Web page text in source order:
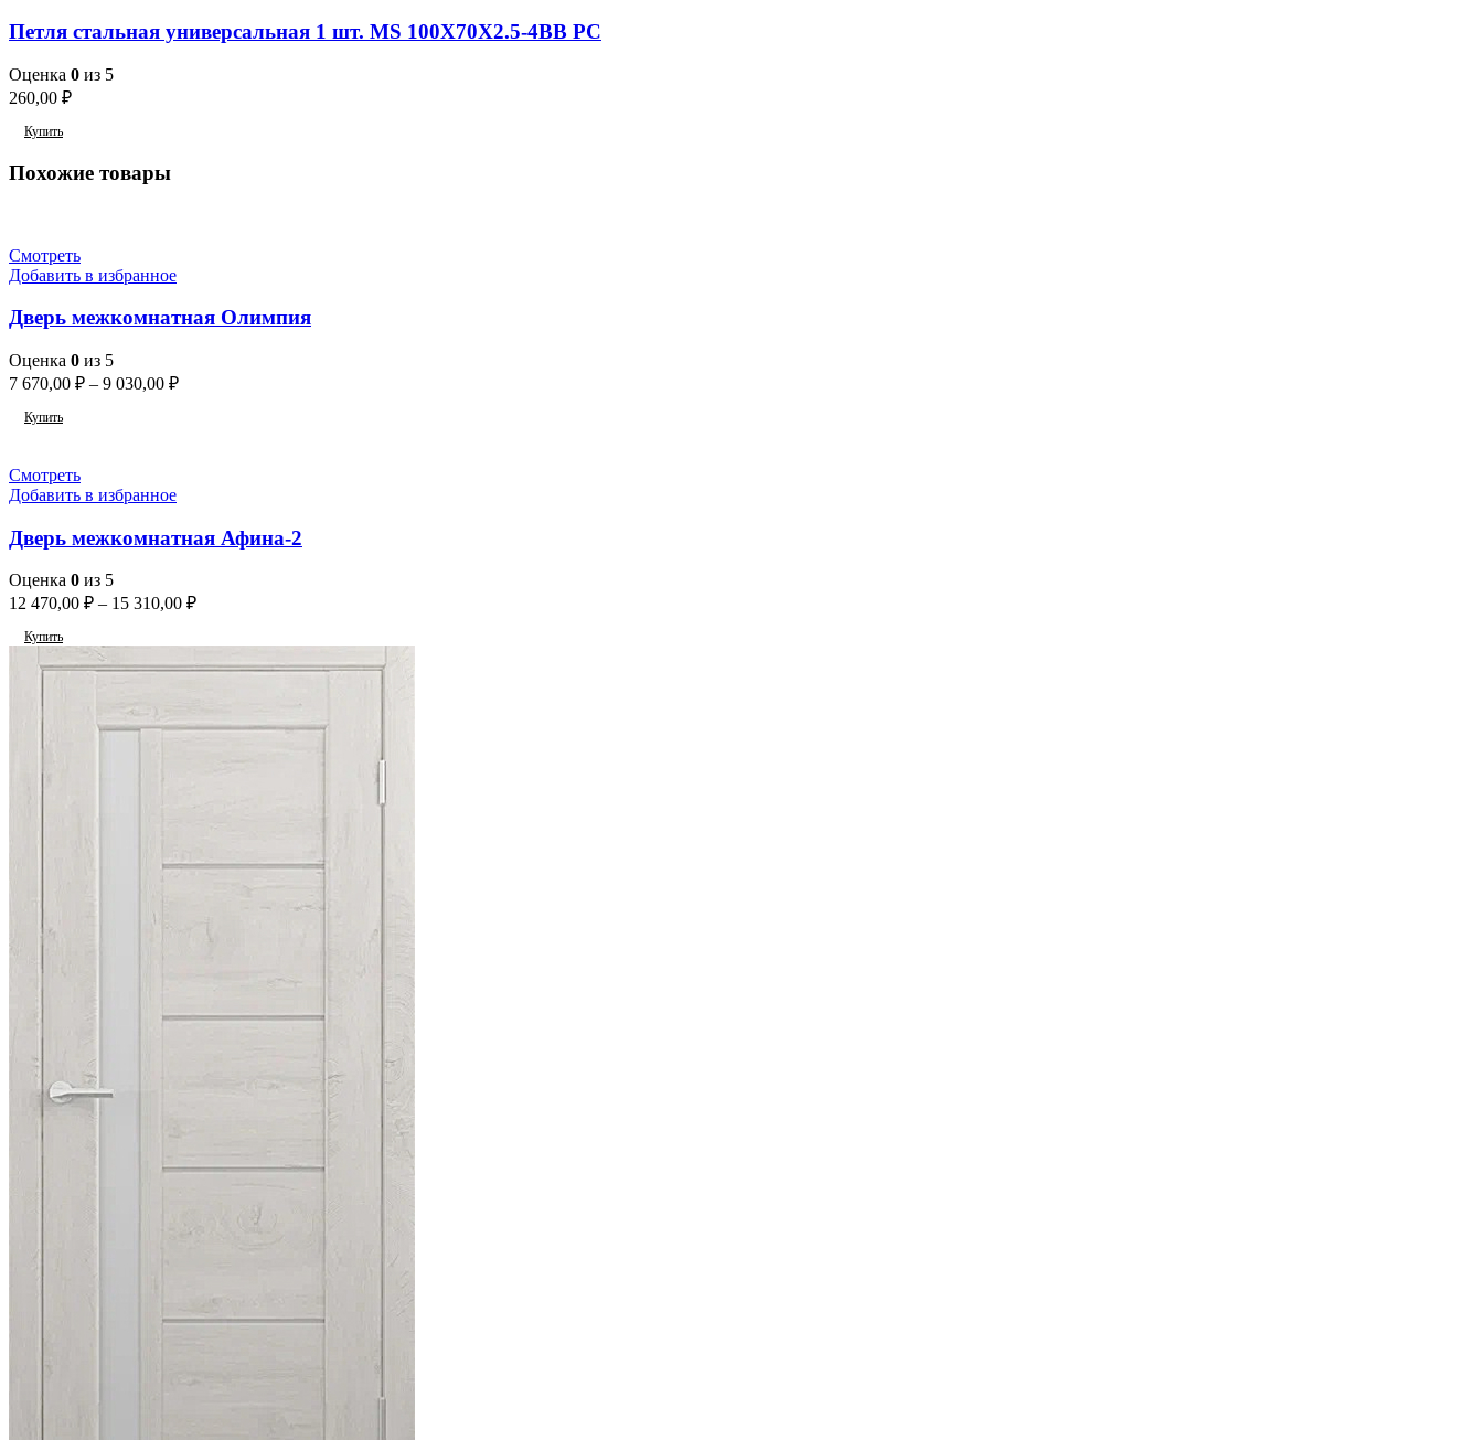
Петля стальная универсальная 1 шт. MS 100X70X2.5-4BB PC
Оценка 0 из 5
260,00 ₽
Купить
Похожие товары
Смотреть
Добавить в избранное
Дверь межкомнатная Олимпия
Оценка 0 из 5
7 670,00 ₽ – 9 030,00 ₽
Купить
Смотреть
Добавить в избранное
Дверь межкомнатная Афина-2
Оценка 0 из 5
12 470,00 ₽ – 15 310,00 ₽
Купить